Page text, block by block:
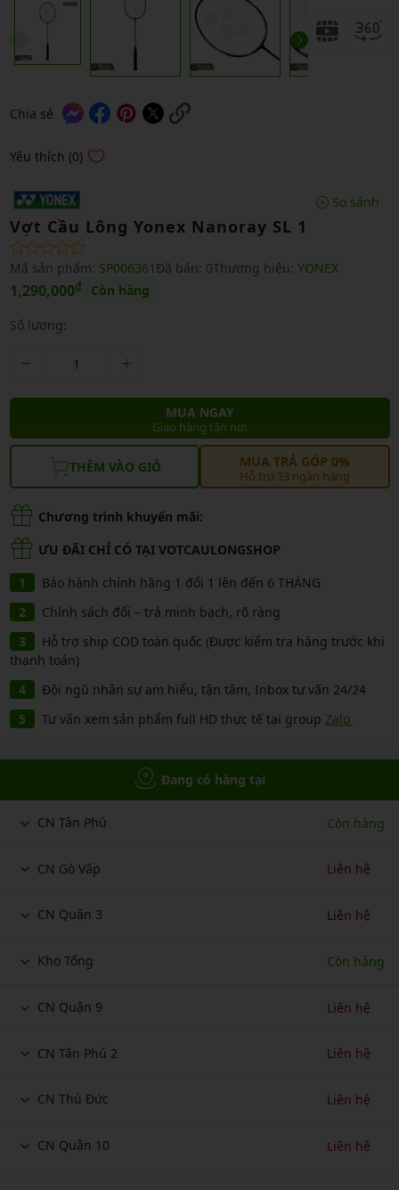
Chia sẻ
Yêu thích (0)
So sánh
Vợt Cầu Lông Yonex Nanoray SL 1
Mã sản phẩm: SP006361 Đã bán: 0Thương hiệu: YONEX
1,290,000₫ Còn hàng
Số lượng:
MUA NGAY
Giao hàng tận nơi
THÊM VÀO GIỎ MUA TRẢ GÓP 0%
Hỗ trợ 33 ngân hàng
Chương trình khuyến mãi:
ƯU ĐÃI CHỈ CÓ TẠI VOTCAULONGSHOP
Bảo hành chính hãng 1 đổi 1 lên đến 6 THÁNG
Chính sách đổi – trả minh bạch, rõ ràng
Hỗ trợ ship COD toàn quốc (Được kiểm tra hàng trước khi
thanh toán)
Đội ngũ nhân sự am hiểu, tận tâm, Inbox tư vấn 24/24
Tư vấn xem sản phẩm full HD thực tế tại group Zalo
Đang có hàng tại
CN Tân Phú Còn hàng
CN Gò Vấp Liên hệ
CN Quận 3 Liên hệ
Kho Tổng Còn hàng
CN Quận 9 Liên hệ
CN Tân Phú 2 Liên hệ
CN Thủ Đức Liên hệ
CN Quận 10 Liên hệ